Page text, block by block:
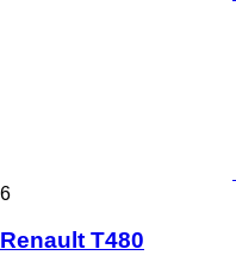
6
Renault T480